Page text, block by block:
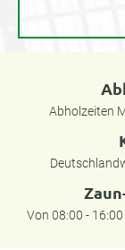
Abholzeiten
Von 08:00 -